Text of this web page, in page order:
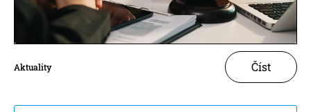
Aktuality Číst